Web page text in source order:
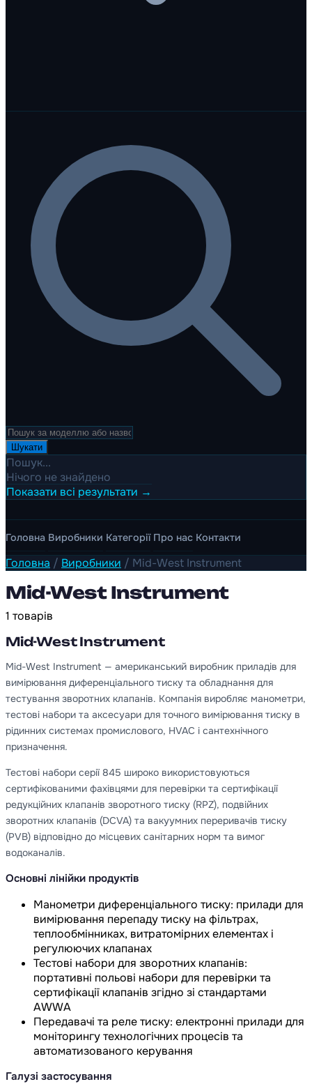
Шукати
Пошук...
Нічого не знайдено
Показати всі результати →
Головна Виробники Категорії Про нас Контакти
Головна / Виробники / Mid-West Instrument
Mid-West Instrument
1 товарів
Mid-West Instrument
Mid-West Instrument — американський виробник приладів для
вимірювання диференціального тиску та обладнання для
тестування зворотних клапанів. Компанія виробляє манометри,
тестові набори та аксесуари для точного вимірювання тиску в
рідинних системах промислового, HVAC і сантехнічного
призначення.
Тестові набори серії 845 широко використовуються
сертифікованими фахівцями для перевірки та сертифікації
редукційних клапанів зворотного тиску (RPZ), подвійних
зворотних клапанів (DCVA) та вакуумних переривачів тиску
(PVB) відповідно до місцевих санітарних норм та вимог
водоканалів.
Основні лінійки продуктів
Манометри диференціального тиску: прилади для
вимірювання перепаду тиску на фільтрах,
теплообмінниках, витратомірних елементах і
регулюючих клапанах
Тестові набори для зворотних клапанів:
портативні польові набори для перевірки та
сертифікації клапанів згідно зі стандартами
AWWA
Передавачі та реле тиску: електронні прилади для
моніторингу технологічних процесів та
автоматизованого керування
Галузі застосування